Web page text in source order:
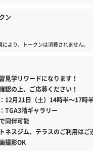
ン
より、トークンは消費されません。
見学リワードになります！
認の上、ご応募ください！
12月21日（土）14時半〜17時
TGA3階ギャラリー
同伴可能
ネスジム、テラスのご利用はご
撮影OK